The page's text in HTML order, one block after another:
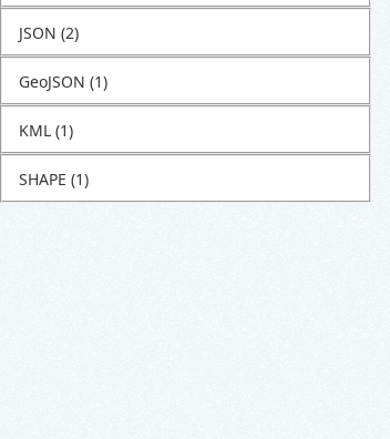
JSON (2)
GeoJSON (1)
KML (1)
SHAPE (1)